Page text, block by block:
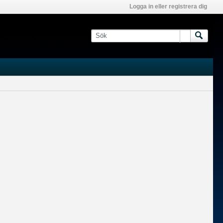
Logga in eller registrera dig